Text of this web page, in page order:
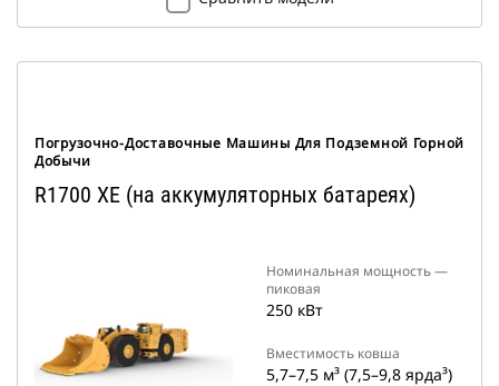
Погрузочно-Доставочные Машины Для Подземной Горной
Добычи
R1700 XE (на аккумуляторных батареях)
Номинальная мощность —
пиковая
250 кВт
Вместимость ковша
5,7–7,5 м³ (7,5–9,8 ярда³)